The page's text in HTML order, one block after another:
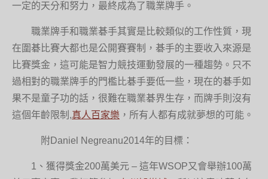
一定的天分和努力，最終成為了職業牌手。
職業牌手和職業碁手其實是比較類似的工作性質，現
在圍碁比賽大都也是公開賽賽制，碁手的主要收入來源是
比賽獎金，這可能是智力競技運動發展的一種趨勢。只不
過相對的職業牌手的門檻比碁手要低一些，現在的碁手如
果不是童子功的話，很難在職業碁界生存，而牌手則沒有
這個年齡限制,真人百家樂 ，所有人都有成就夢想的可能。
附Daniel Negreanu2014年的目標：
1、獲得獎金200萬美元 – 這年WSOP又會舉辦100萬